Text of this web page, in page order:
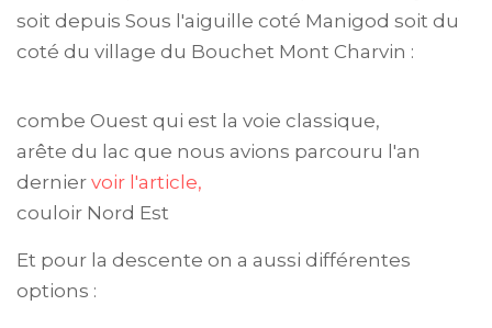
soit depuis Sous l'aiguille coté Manigod soit du
coté du village du Bouchet Mont Charvin :
combe Ouest qui est la voie classique,
arête du lac que nous avions parcouru l'an
dernier voir l'article,
couloir Nord Est
Et pour la descente on a aussi différentes
options :